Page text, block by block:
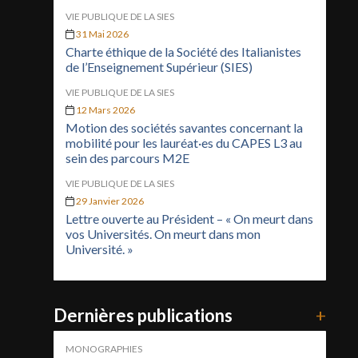
VIE PUBLIQUE DE LA SIES
31 Mai 2026
Charte éthique de la Société des Italianistes
de l’Enseignement Supérieur (SIES)
VIE PUBLIQUE DE LA SIES
12 Mars 2026
Motion des sociétés savantes concernant la
mobilité pour les lauréat·es du CAPES L3 au
sein des parcours M2E
VIE PUBLIQUE DE LA SIES
29 Janvier 2026
Lettre ouverte au Président – « On meurt dans
vos Universités. On meurt dans mon
Université. »
Dernières publications +
MONOGRAPHIES